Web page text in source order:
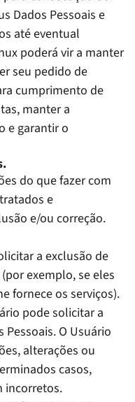
Dados Pessoais e
até eventual
poderá vir a manter
seu pedido de
cumprimento de
manter a
e garantir o
do que fazer com
e
e/ou correção.
a exclusão de
exemplo, se eles
fornece os serviços).
pode solicitar a
O Usuário
alterações ou
casos,
incorretos.